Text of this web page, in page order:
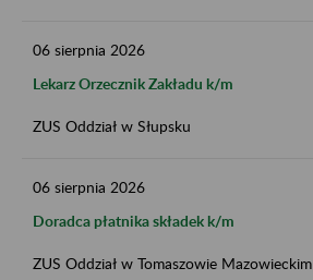
06 sierpnia 2026
Lekarz Orzecznik Zakładu k/m
ZUS Oddział w Słupsku
06 sierpnia 2026
Doradca płatnika składek k/m
ZUS Oddział w Tomaszowie Mazowieckim